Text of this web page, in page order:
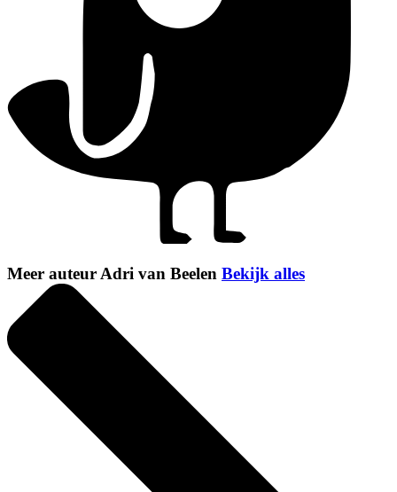
Meer auteur Adri van Beelen Bekijk alles